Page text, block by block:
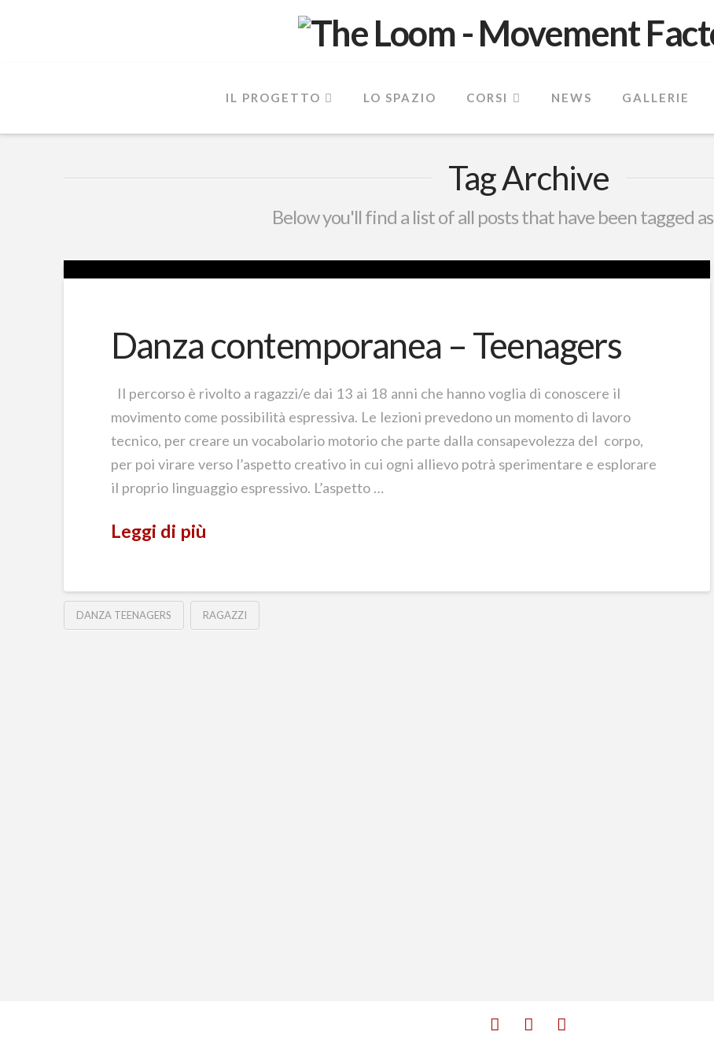
IL PROGETTO LO SPAZIO CORSI NEWS GALLERIE
Tag Archive
Below you'll find a list of all posts that have been tagged as
Danza contemporanea – Teenagers
Il percorso è rivolto a ragazzi/e dai 13 ai 18 anni che hanno voglia di conoscere il
movimento come possibilità espressiva. Le lezioni prevedono un momento di lavoro
tecnico, per creare un vocabolario motorio che parte dalla consapevolezza del corpo,
per poi virare verso l’aspetto creativo in cui ogni allievo potrà sperimentare e esplorare
il proprio linguaggio espressivo. L’aspetto …
Leggi di più
DANZA TEENAGERS RAGAZZI